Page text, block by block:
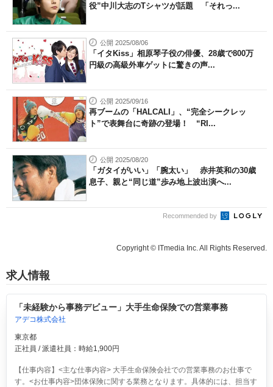
役”中川大志のTシャツが話題 「それっ...
公開 2025/08/06
「イタKiss」相原琴子役の俳優、28歳で800万
円級の高級外車ゲットに驚きの声...
公開 2025/09/16
再ブームの「HALCALI」、“完全シークレッ
ト”で表舞台に奇跡の登場！ “RI...
公開 2025/08/20
「ガタイがいい」「腕太い」 赤井英和の30歳
息子、親と“同じ道”歩み地上波出演へ...
Recommended by
Copyright © ITmedia Inc. All Rights Reserved.
求人情報
「未経験から事務デビュー」大手生命保険での営業事務
アデコ株式会社
東京都
正社員 / 派遣社員：時給1,900円
【仕事内容】<主な仕事内容> 大手生命保険会社での営業事務のお仕事で
す。<お仕事内容>団体保険に関する業務となります。具体的には、担当す